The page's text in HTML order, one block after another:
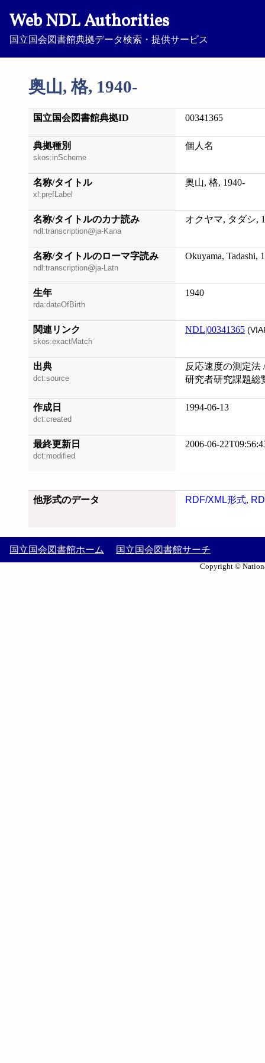
Web NDL Authorities
国立国会図書館典拠データ検索・提供サービス
奥山, 格, 1940-
国立国会図書館典拠ID 00341365
典拠種別
skos:inScheme
個人名
名称/タイトル
xl:prefLabel
奥山, 格, 1940-
名称/タイトルのカナ読み
ndl:transcription@ja-Kana
オクヤマ, タダシ,
名称/タイトルのローマ字読み
ndl:transcription@ja-Latn
Okuyama, Tadashi,
生年
rda:dateOfBirth
1940
関連リンク
skos:exactMatch
NDL|00341365
出典
dct:source
反応速度の測定法
研究者研究課題総
作成日
dct:created
1994-06-13
最終更新日
dct:modified
2006-06-
他形式のデータ RDF/XML形式,
国立国会図書館ホーム 国立国会図書館サーチ
Copyright ©